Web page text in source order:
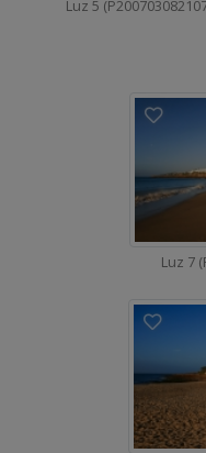
Luz 5
Luz 7